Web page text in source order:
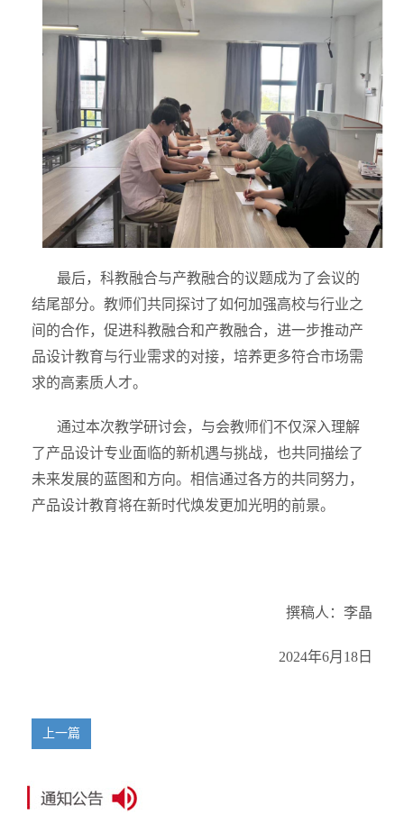
最后，科教融合与产教融合的议题成为了会议的
结尾部分。教师们共同探讨了如何加强高校与行业之
间的合作，促进科教融合和产教融合，进一步推动产
品设计教育与行业需求的对接，培养更多符合市场需
求的高素质人才。
通过本次教学研讨会，与会教师们不仅深入理解
了产品设计专业面临的新机遇与挑战，也共同描绘了
未来发展的蓝图和方向。相信通过各方的共同努力，
产品设计教育将在新时代焕发更加光明的前景。
撰稿人：李晶
2024年6月18日
上一篇